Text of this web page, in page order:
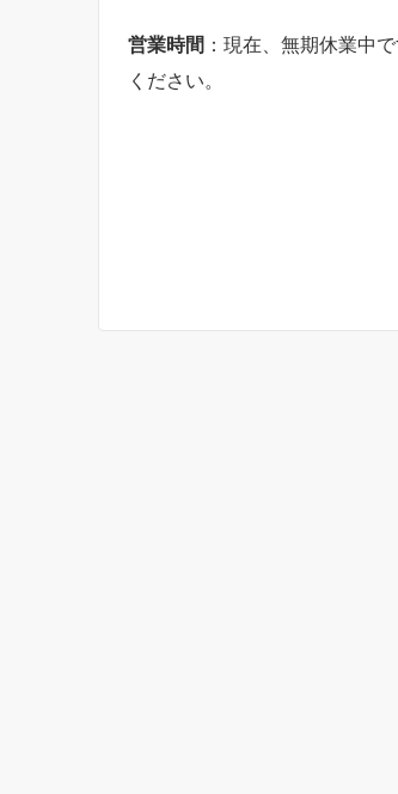
営業時間 ：現在、無期休業中
ください。